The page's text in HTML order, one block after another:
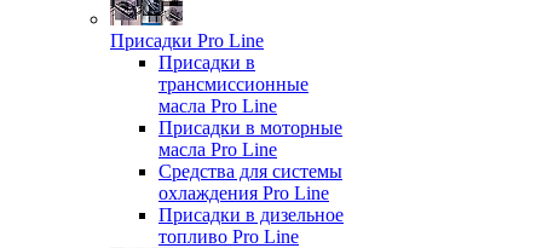
Присадки Pro Line
Присадки в
трансмиссионные
масла Pro Line
Присадки в моторные
масла Pro Line
Средства для системы
охлаждения Pro Line
Присадки в дизельное
топливо Pro Line